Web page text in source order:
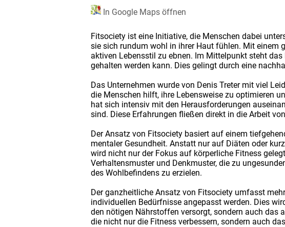
In Google Maps öffnen
Fitsociety ist eine Initiative, die Menschen dabei
sie sich rundum wohl in ihrer Haut fühlen. Mit einem
aktiven Lebensstil zu ebnen. Im Mittelpunkt steht
gehalten werden kann. Dies gelingt durch eine
Das Unternehmen wurde von Denis Treter mit viel
die Menschen hilft, ihre Lebensweise zu optimieren
hat sich intensiv mit den Herausforderungen
sind. Diese Erfahrungen fließen direkt in die Arbeit
Der Ansatz von Fitsociety basiert auf einem
mentaler Gesundheit. Anstatt nur auf Diäten oder
wird nicht nur der Fokus auf körperliche Fitness
Verhaltensmuster und Denkmuster, die zu
des Wohlbefindens zu erzielen.
Der ganzheitliche Ansatz von Fitsociety umfasst
individuellen Bedürfnisse angepasst werden. Dies
den nötigen Nährstoffen versorgt, sondern auch das
die nicht nur die Fitness verbessern, sondern auch